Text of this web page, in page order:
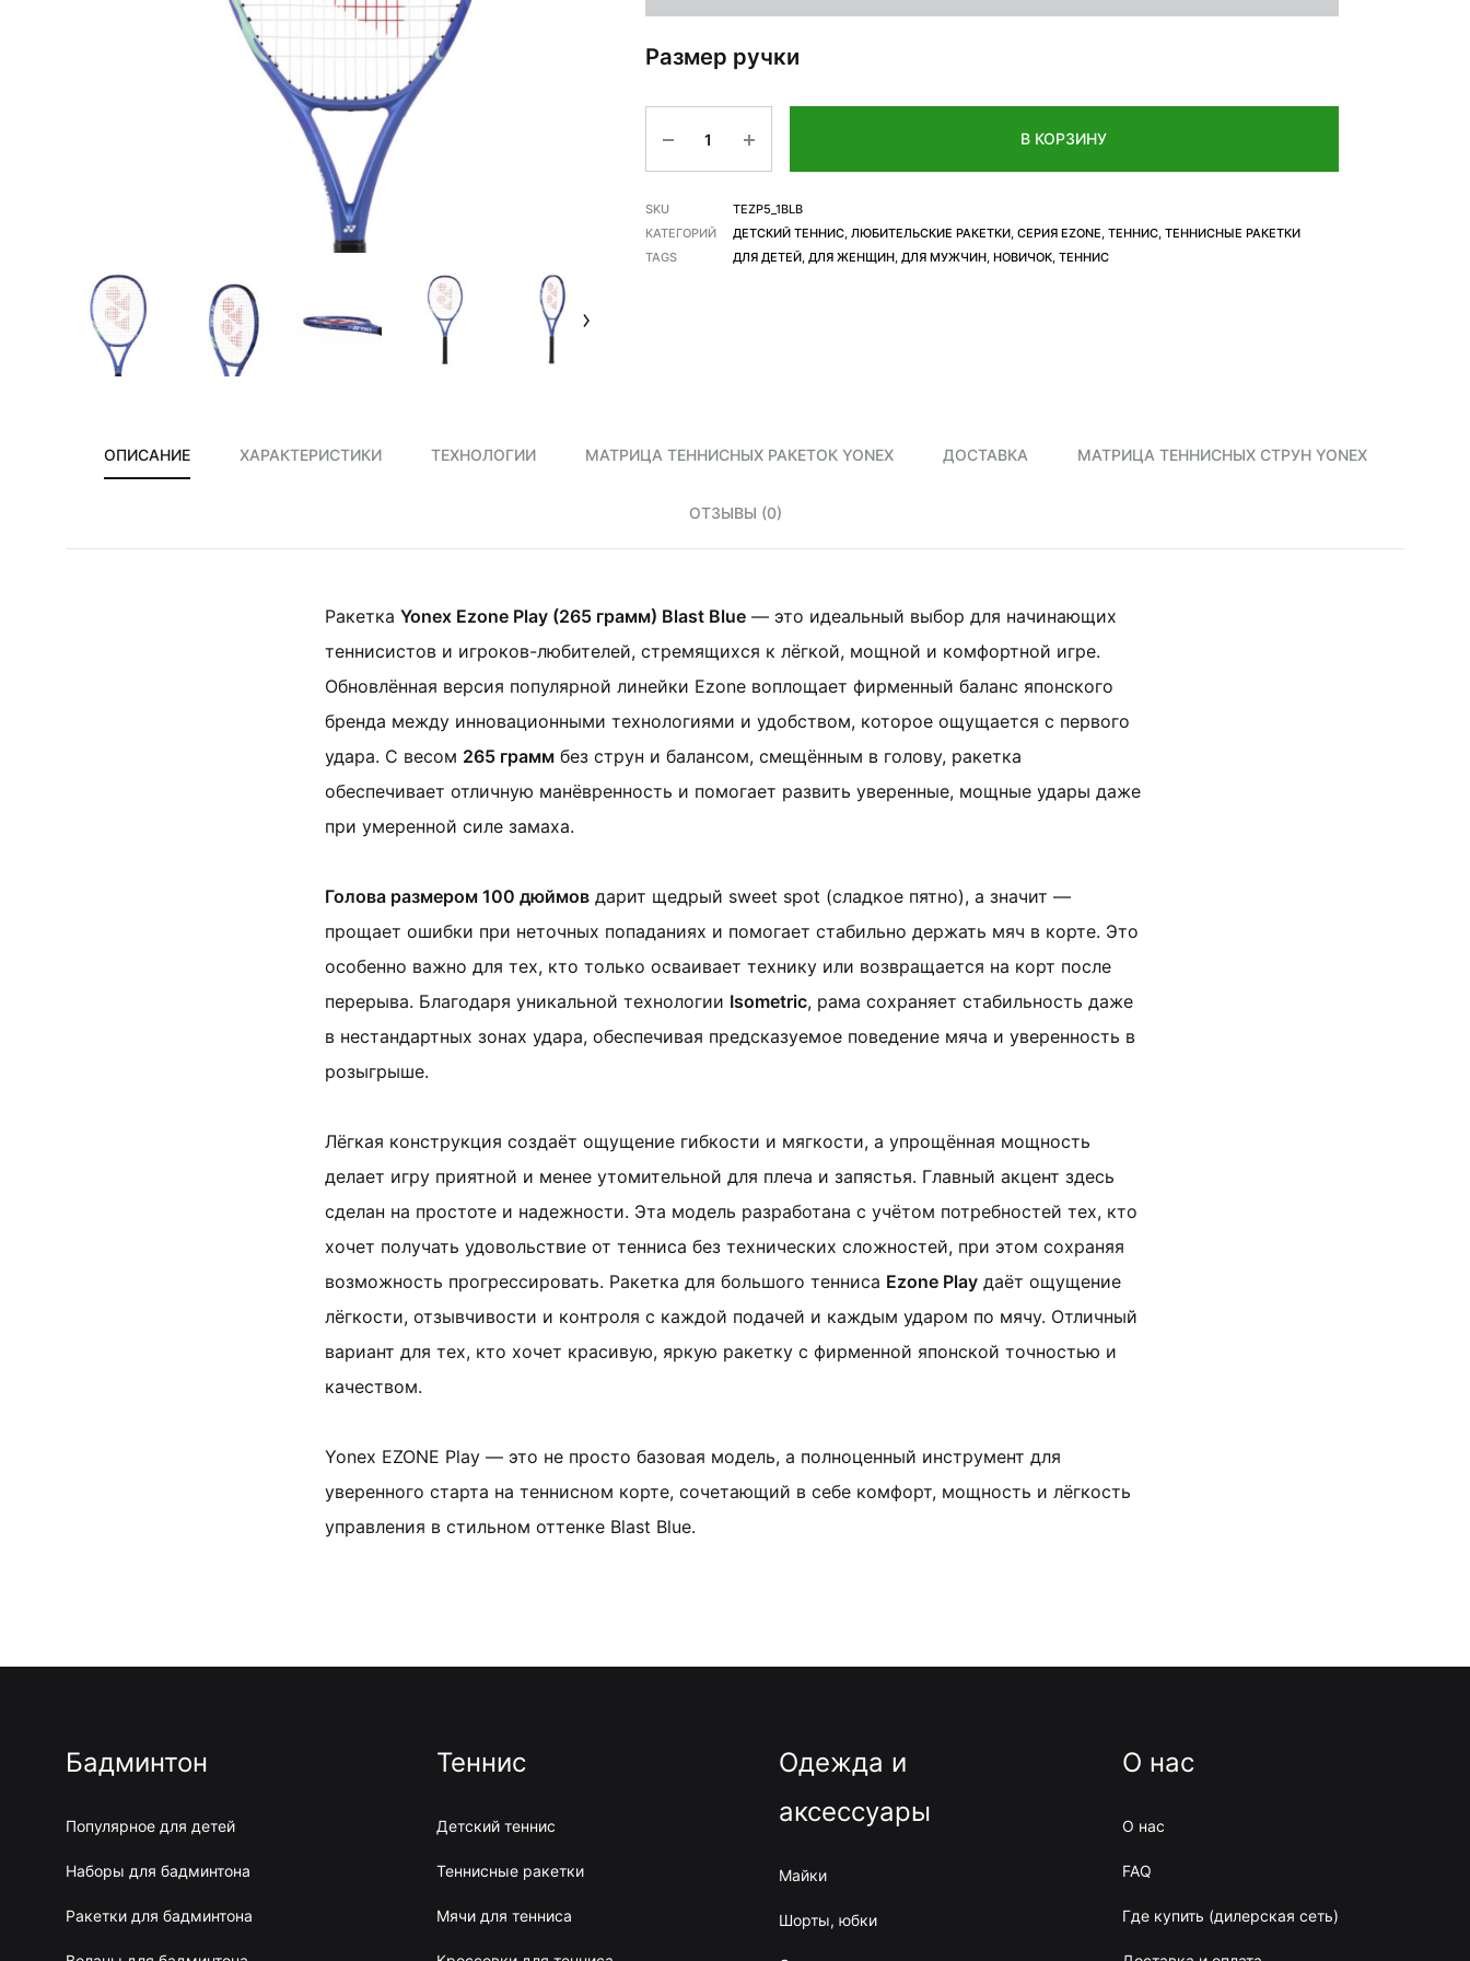
Размер ручки
В КОРЗИНУ
SKU
TEZP5_1BLB
КАТЕГОРИЙ
ДЕТСКИЙ ТЕННИС, ЛЮБИТЕЛЬСКИЕ РАКЕТКИ, СЕРИЯ EZONE, ТЕННИС, ТЕННИСНЫЕ РАКЕТКИ
TAGS
ДЛЯ ДЕТЕЙ, ДЛЯ ЖЕНЩИН, ДЛЯ МУЖЧИН, НОВИЧОК, ТЕННИС
ОПИСАНИЕ ХАРАКТЕРИСТИКИ ТЕХНОЛОГИИ МАТРИЦА ТЕННИСНЫХ РАКЕТОК YONEX ДОСТАВКА МАТРИЦА ТЕННИСНЫХ СТРУН YONEX
ОТЗЫВЫ (0)
Ракетка Yonex Ezone Play (265 грамм) Blast Blue — это идеальный выбор для начинающих
теннисистов и игроков-любителей, стремящихся к лёгкой, мощной и комфортной игре.
Обновлённая версия популярной линейки Ezone воплощает фирменный баланс японского
бренда между инновационными технологиями и удобством, которое ощущается с первого
удара. С весом 265 грамм без струн и балансом, смещённым в голову, ракетка
обеспечивает отличную манёвренность и помогает развить уверенные, мощные удары даже
при умеренной силе замаха.
Голова размером 100 дюймов дарит щедрый sweet spot (сладкое пятно), а значит —
прощает ошибки при неточных попаданиях и помогает стабильно держать мяч в корте. Это
особенно важно для тех, кто только осваивает технику или возвращается на корт после
перерыва. Благодаря уникальной технологии Isometric, рама сохраняет стабильность даже
в нестандартных зонах удара, обеспечивая предсказуемое поведение мяча и уверенность в
розыгрыше.
Лёгкая конструкция создаёт ощущение гибкости и мягкости, а упрощённая мощность
делает игру приятной и менее утомительной для плеча и запястья. Главный акцент здесь
сделан на простоте и надежности. Эта модель разработана с учётом потребностей тех, кто
хочет получать удовольствие от тенниса без технических сложностей, при этом сохраняя
возможность прогрессировать. Ракетка для большого тенниса Ezone Play даёт ощущение
лёгкости, отзывчивости и контроля с каждой подачей и каждым ударом по мячу. Отличный
вариант для тех, кто хочет красивую, яркую ракетку с фирменной японской точностью и
качеством.
Yonex EZONE Play — это не просто базовая модель, а полноценный инструмент для
уверенного старта на теннисном корте, сочетающий в себе комфорт, мощность и лёгкость
управления в стильном оттенке Blast Blue.
Бадминтон
Популярное для детей
Наборы для бадминтона
Ракетки для бадминтона
Теннис
Детский теннис
Теннисные ракетки
Мячи для тенниса
Одежда и
аксессуары
Майки
Шорты, юбки
О нас
О нас
FAQ
Где купить (дилерская сеть)